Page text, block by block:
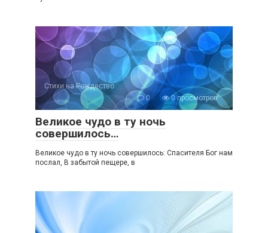
Стихи на Рождество
0
0 просмотров
Великое чудо в ту ночь
совершилось…
Великое чудо в ту ночь совершилось: Спасителя Бог нам
послал, В забытой пещере, в